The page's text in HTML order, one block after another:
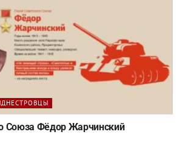
Союза Фёдор Жарчинский